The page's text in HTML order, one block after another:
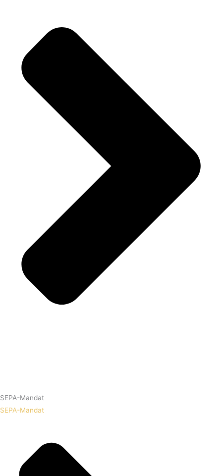
SEPA-Mandat
SEPA-Mandat